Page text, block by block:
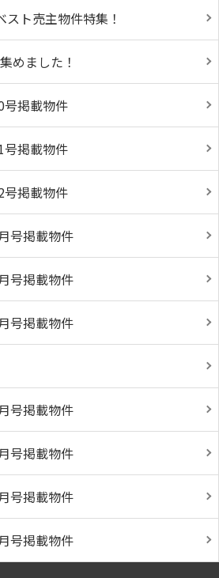
ト売主物件特集！
めました！
掲載物件
掲載物件
掲載物件
号掲載物件
号掲載物件
号掲載物件
号掲載物件
号掲載物件
号掲載物件
号掲載物件